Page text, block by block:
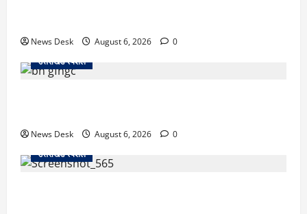
News Desk August 6, 2026
0
उत्तराखंड स्पेशल
News Desk August 6, 2026
0
उत्तराखंड स्पेशल